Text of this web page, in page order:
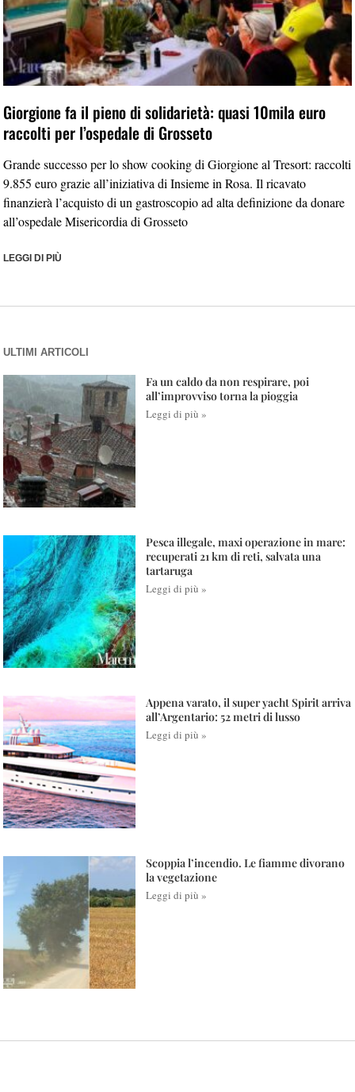
Giorgione fa il pieno di solidarietà: quasi 10mila euro
raccolti per l’ospedale di Grosseto
Grande successo per lo show cooking di Giorgione al Tresort: raccolti
9.855 euro grazie all’iniziativa di Insieme in Rosa. Il ricavato
finanzierà l’acquisto di un gastroscopio ad alta definizione da donare
all’ospedale Misericordia di Grosseto
LEGGI DI PIÙ
ULTIMI ARTICOLI
Fa un caldo da non respirare, poi
all’improvviso torna la pioggia
Leggi di più »
Pesca illegale, maxi operazione in mare:
recuperati 21 km di reti, salvata una
tartaruga
Leggi di più »
Appena varato, il super yacht Spirit arriva
all’Argentario: 52 metri di lusso
Leggi di più »
Scoppia l’incendio. Le fiamme divorano
la vegetazione
Leggi di più »